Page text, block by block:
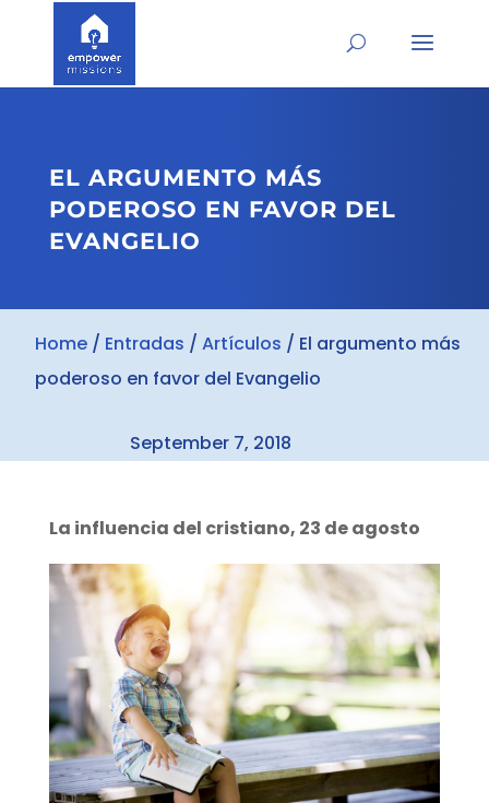
EL ARGUMENTO MÁS
PODEROSO EN FAVOR DEL
EVANGELIO
Home / Entradas / Artículos / El argumento más
poderoso en favor del Evangelio
September 7, 2018
La influencia del cristiano, 23 de agosto